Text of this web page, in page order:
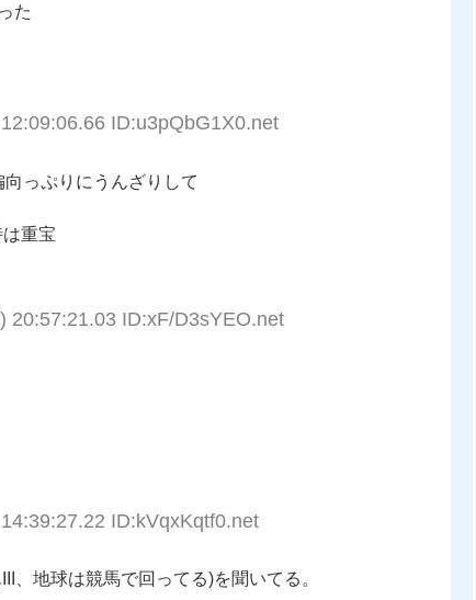
た
ID:u3pQbG1X0.net
っぷりにうんざりして
重宝
20:57:21.03 ID:xF/D3sYEO.net
ID:kVqxKqtf0.net
、地球は競馬で回ってる)を聞いてる。